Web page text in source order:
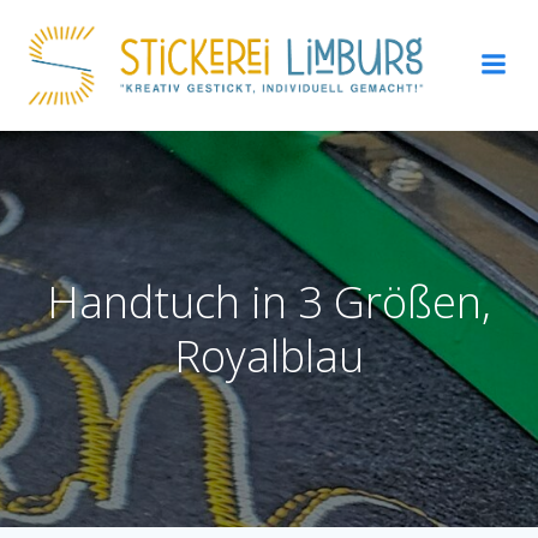
Inhalt
springen
Handtuch in 3 Größen,
Royalblau